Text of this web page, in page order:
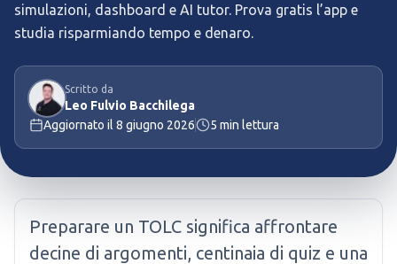
simulazioni, dashboard e AI tutor. Prova gratis l’app e
studia risparmiando tempo e denaro.
Scritto da
Leo Fulvio Bacchilega
Aggiornato il 8 giugno 2026 5 min lettura
Preparare un TOLC significa affrontare
decine di argomenti, centinaia di quiz e una